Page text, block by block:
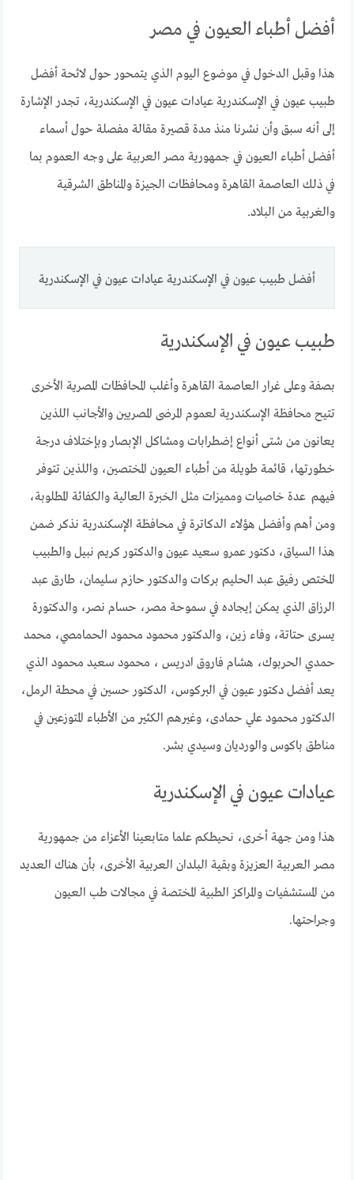
أفضل أطباء العيون في مصر
هذا وقبل الدخول في موضوع اليوم الذي يتمحور حول لائحة أفضل
طبيب عيون في الإسكندرية عيادات عيون في الإسكندرية، تجدر الإشارة
إلى أنه سبق وأن نشرنا منذ مدة قصيرة مقالة مفصلة حول أسماء
أفضل أطباء العيون في جمهورية مصر العربية على وجه العموم بما
في ذلك العاصمة القاهرة ومحافظات الجيزة والمناطق الشرقية
والغربية من البلاد.
أفضل طبيب عيون في الإسكندرية عيادات عيون في الإسكندرية
طبيب عيون في الإسكندرية
بصفة وعلى غرار العاصمة القاهرة وأغلب المحافظات المصرية الأخرى
تتيح محافظة الإسكندرية لعموم المرضى المصريين والأجانب اللذين
يعانون من شتى أنواع إضطرابات ومشاكل الإبصار وبإختلاف درجة
خطورتها، قائمة طويلة من أطباء العيون المختصين، واللذين تتوفر
فيهم عدة خاصيات ومميزات مثل الخبرة العالية والكفائة المطلوبة،
ومن أهم وأفضل هؤلاء الدكاترة في محافظة الإسكندرية نذكر ضمن
هذا السياق، دكتور عمرو سعيد عيون والدكتور كريم نبيل والطبيب
المختص رفيق عبد الحليم بركات والدكتور حازم سليمان، طارق عبد
الرزاق الذي يمكن إيجاده في سموحة مصر، حسام نصر، والدكتورة
يسرى حتاتة، وفاء زين، والدكتور محمود محمود الحمامصي، محمد
حمدي الحربوك، هشام فاروق ادريس ، محمود سعيد محمود الذي
يعد أفضل دكتور عيون في البركوس، الدكتور حسين في محطة الرمل،
الدكتور محمود علي حمادى، وغيرهم الكثير من الأطباء المتوزعين في
مناطق باكوس والورديان وسيدي بشر.
عيادات عيون في الإسكندرية
هذا ومن جهة أخرى، نحيطكم علما متابعينا الأعزاء من جمهورية
مصر العربية العزيزة وبقية البلدان العربية الأخرى، بأن هناك العديد
من المستشفيات والمراكز الطبية المختصة في مجالات طب العيون
وجراحتها.